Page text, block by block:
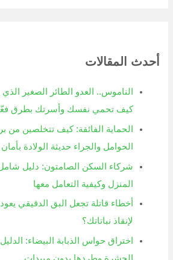
أحدث المقالات
الناموس.. العدو الطائر الصغير
كيف تحمي نفسك وأسرتك بطرق
الحماية الفائقة: كيف تتخلصين من
الحوامل والجراء حديثة الولادة
شركاء السكن الصامتون: دليل
المنزل وكيفية التعامل معها
أخطاء قاتلة تجعل البق الدقيقي
لإنقاذ نباتاتك؟
اختراق حواس الذبابة البيضاء: